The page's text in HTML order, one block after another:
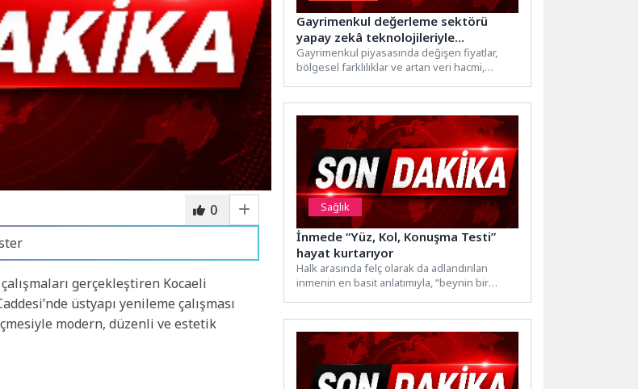
0
gerçekleştiren Kocaeli
üstyapı yenileme çalışması
modern, düzenli ve estetik
Gayrimenkul değerleme sektörü
yapay zekâ teknolojileriyle
dönüşüyor
Gayrimenkul piyasasında değişen fiyatlar,
bölgesel farklılıklar ve artan veri hacmi,
Sağlık
İnmede “Yüz, Kol, Konuşma Testi”
hayat kurtarıyor
Halk arasında felç olarak da adlandırılan
inmenin en basit anlatımıyla, “beynin bir